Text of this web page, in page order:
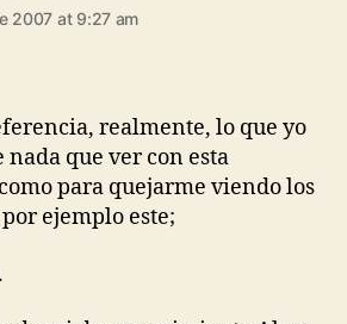
2007 at 9:27 am
realmente, lo que yo
que ver con esta
para quejarme viendo los
ejemplo este;